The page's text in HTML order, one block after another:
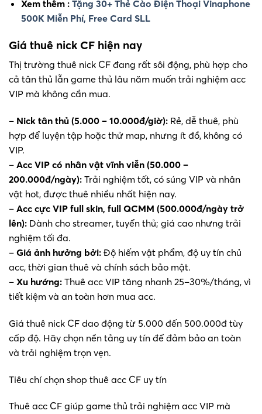
Xem thêm : Tặng 30+ Thẻ Cào Điện Thoại Vinaphone
500K Miễn Phí, Free Card SLL
Giá thuê nick CF hiện nay
Thị trường thuê nick CF đang rất sôi động, phù hợp cho
cả tân thủ lẫn game thủ lâu năm muốn trải nghiệm acc
VIP mà không cần mua.
– Nick tân thủ (5.000 – 10.000đ/giờ): Rẻ, dễ thuê, phù
hợp để luyện tập hoặc thử map, nhưng ít đồ, không có
VIP.
– Acc VIP có nhân vật vĩnh viễn (50.000 –
200.000đ/ngày): Trải nghiệm tốt, có súng VIP và nhân
vật hot, được thuê nhiều nhất hiện nay.
– Acc cực VIP full skin, full QCMM (500.000đ/ngày trở
lên): Dành cho streamer, tuyển thủ; giá cao nhưng trải
nghiệm tối đa.
– Giá ảnh hưởng bởi: Độ hiếm vật phẩm, độ uy tín chủ
acc, thời gian thuê và chính sách bảo mật.
– Xu hướng: Thuê acc VIP tăng nhanh 25–30%/tháng, vì
tiết kiệm và an toàn hơn mua acc.
Giá thuê nick CF dao động từ 5.000 đến 500.000đ tùy
cấp độ. Hãy chọn nền tảng uy tín để đảm bảo an toàn
và trải nghiệm trọn vẹn.
Tiêu chí chọn shop thuê acc CF uy tín
Thuê acc CF giúp game thủ trải nghiệm acc VIP mà